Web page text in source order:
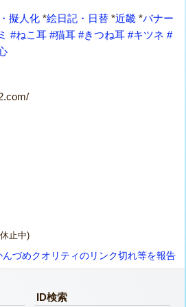
擬人化 *絵日記・日替 *近畿 *バナー
#ねこ耳 #猫耳 #きつね耳 #キツネ #
止中)
んづめクオリティのリンク切れ等を報告
ID検索